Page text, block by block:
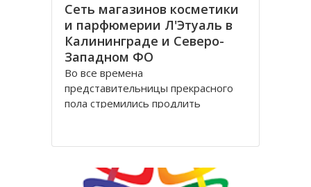
Сеть магазинов косметики
и парфюмерии Л'Этуаль в
Калининграде и Северо-
Западном ФО
Во все времена
представительницы прекрасного
пола стремились продлить
Женщины прилагали массу усилий
для достижения цели. Но это уже в
прошлом! Сегодня, благодаря